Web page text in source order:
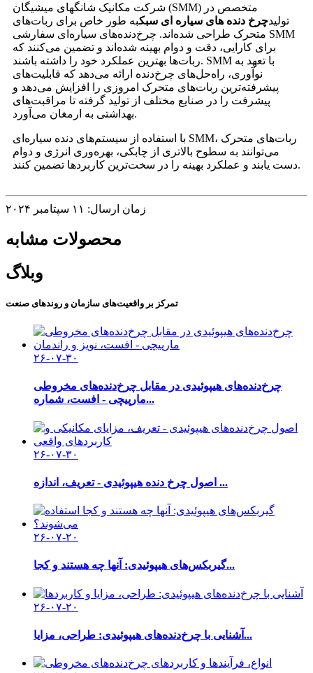
شرکت مکانیک شانگهای میشیگان (SMM) متخصص در
تولیدچرخ دنده های سیاره ای سبکبه طور خاص برای ربات‌های
متحرک طراحی شده‌اند. چرخ‌دنده‌های سیاره‌ای سفارشی SMM
برای کارایی، دقت و دوام بهینه شده‌اند و تضمین می‌کنند که
ربات‌ها بهترین عملکرد خود را داشته باشند. SMM با تعهد به
نوآوری، راه‌حل‌های چرخ‌دنده ارائه می‌دهد که قابلیت‌های
پیشرفته‌ترین ربات‌های متحرک امروزی را افزایش می‌دهد و
پیشرفت را در صنایع مختلف از تولید گرفته تا مراقبت‌های
بهداشتی به ارمغان می‌آورد.
با استفاده از سیستم‌های دنده سیاره‌ای SMM، ربات‌های متحرک
می‌توانند به سطوح بالاتری از چابکی، بهره‌وری انرژی و دوام
دست یابند و عملکرد بهینه را در سخت‌ترین کاربردها تضمین کنند.
زمان ارسال: ۱۱ سپتامبر ۲۰۲۴
محصولات مشابه
وبلاگ
تمرکز بر واقعیت‌های سازمان و روندهای صنعت
۲۶-۰۷-۳۰
چرخ‌دنده‌های هیپوئیدی در مقابل چرخ‌دنده‌های مخروطی
مارپیچی - افست، شماره...
۲۶-۰۷-۳۰
اصول چرخ دنده هیپوئیدی - تعریف، اندازه ...
۲۶-۰۷-۲۰
گیربکس‌های هیپوئیدی: آنها چه هستند و کجا...
۲۶-۰۷-۲۰
آشنایی با چرخ‌دنده‌های هیپوئیدی: طراحی، مزایا...